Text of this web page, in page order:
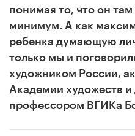
понимая то, что он там
минимум. А как
ребенка думающую
только мы и
художником России,
Академии художеств
профессором ВГИКа